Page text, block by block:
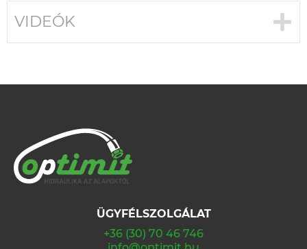
VIDEÓK
ÜGYFÉLSZOLGÁLAT
+36 (30) 70 46 746